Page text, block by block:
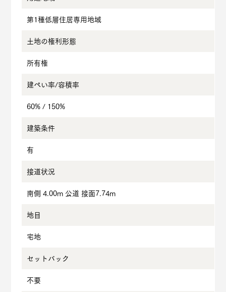
第1種低層住居専用地域
土地の権利形態
所有権
建ぺい率/容積率
60% / 150%
建築条件
有
接道状況
南側 4.00m 公道 接面7.74m
地目
宅地
セットバック
不要